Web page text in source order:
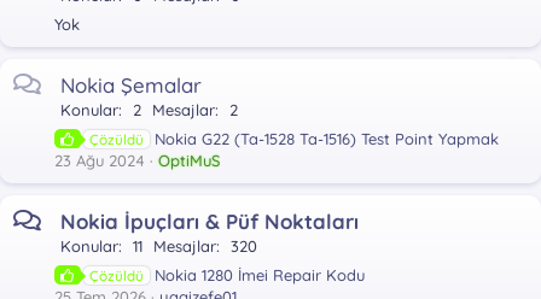
Yok
Nokia Şemalar
Konular 2 Mesajlar 2
Çözüldü
Nokia G22 (Ta-1528 Ta-1516) Test Point Yapmak
23 Ağu 2024
OptiMuS
Nokia İpuçları & Püf Noktaları
Konular 11 Mesajlar 320
Çözüldü
Nokia 1280 İmei Repair Kodu